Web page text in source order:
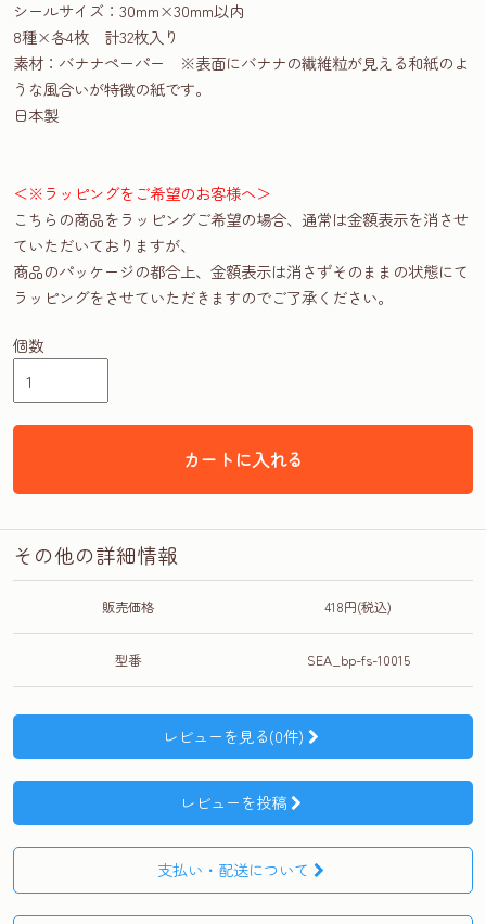
シールサイズ：30mm×30mm以内
8種×各4枚 計32枚入り
素材：バナナペーパー ※表面にバナナの繊維粒が見える和紙のよ
うな風合いが特徴の紙です。
日本製
＜※ラッピングをご希望のお客様へ＞
こちらの商品をラッピングご希望の場合、通常は金額表示を消させ
ていただいておりますが、
商品のパッケージの都合上、金額表示は消さずそのままの状態にて
ラッピングをさせていただきますのでご了承ください。
個数
カートに入れる
その他の詳細情報
販売価格 418円(税込)
型番 SEA_bp-fs-10015
レビューを見る(0件)
レビューを投稿
支払い・配送について